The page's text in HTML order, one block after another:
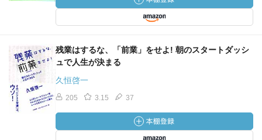
残業はするな、「前業」をせよ! 朝のスタートダッシ
ュで人生が決まる
久恒啓一
205 3.15 37